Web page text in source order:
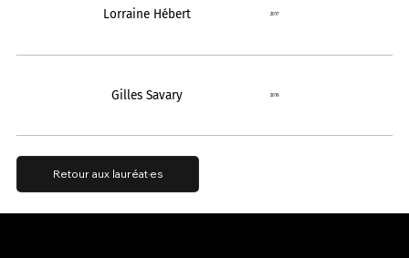
Lorraine Hébert 2017
Gilles Savary 2016
Retour aux lauréat·es